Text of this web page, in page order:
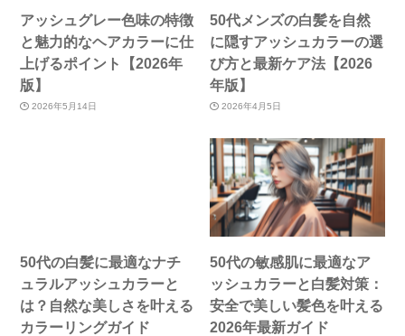
アッシュグレー色味の特徴
と魅力的なヘアカラーに仕
上げるポイント【2026年
版】
2026年5月14日
50代メンズの白髪を自然
に隠すアッシュカラーの選
び方と最新ケア法【2026
年版】
2026年4月5日
50代の白髪に最適なナチ
ュラルアッシュカラーと
は？自然な美しさを叶える
カラーリングガイド
50代の敏感肌に最適なア
ッシュカラーと白髪対策：
安全で美しい髪色を叶える
2026年最新ガイド